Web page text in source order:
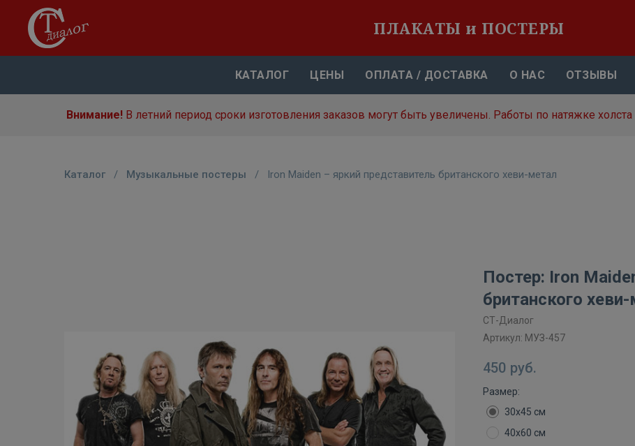
ПЛАКАТЫ и ПОСТЕРЫ
КАТАЛОГ ЦЕНЫ ОПЛАТА / ДОСТАВКА О НАС ОТЗЫВЫ
Внимание! В летний период сроки изготовления заказов могут быть увеличены. Работы по натяжке
Каталог / Музыкальные постеры / Iron Maiden – яркий представитель британского хеви-метал
Постер: Iron
британского
СТ-Диалог
Артикул: МУЗ-457
450 руб.
Размер:
30х45 см
40х60 см